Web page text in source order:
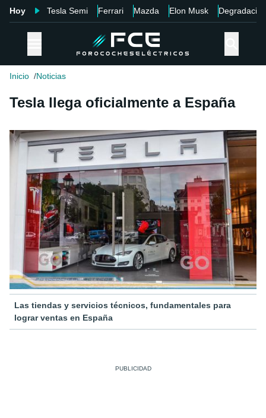
Hoy Tesla Semi Ferrari Mazda Elon Musk Degradación
Inicio Noticias
Tesla llega oficialmente a España
Las tiendas y servicios técnicos, fundamentales para
lograr ventas en España